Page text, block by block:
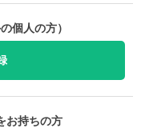
個人の方）
お持ちの方